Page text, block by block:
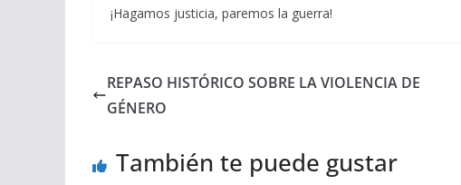
¡Hagamos justicia, paremos la guerra!
REPASO HISTÓRICO SOBRE LA VIOLENCIA DE
GÉNERO
También te puede gustar